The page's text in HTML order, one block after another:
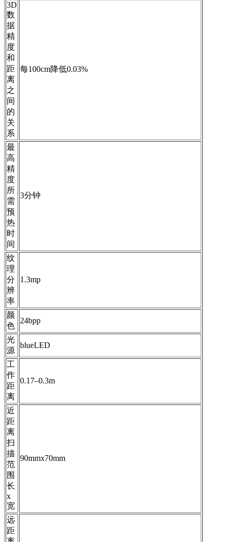
3D
数
据
精
度
和
距
离
之
间
的
关
系
每100cm降低0.03%
最
高
精
度
所
需
预
热
时
间
3分钟
纹
理
分
辨
率
1.3mp
颜
色
24bpp
光
源
blueLED
工
作
距
离
0.17–0.3m
近
距
离
扫
描
范
围
长
x
宽
90mmx70mm
远
距